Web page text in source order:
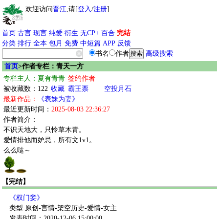
欢迎访问晋江,请[登入/注册]
首页 古言 现言 纯爱 衍生 无CP+ 百合 完结
分类 排行 全本 包月 免费 中短篇 APP 反馈
书名
作者
高级搜索
首页>作者专栏：青天一方
专栏主人：夏有青青 签约作者
被收藏数：122 收藏 霸王票
空投月石
最新作品：
《表妹为妻》
最近更新时间： 2025-08-03 22:36:27
作者简介：
不识天地大，只怜草木青。
爱情排他而妒忌，所有文1v1。
么么哒～
【完结】
《权门妾》
类型:原创-言情-架空历史-爱情-女主